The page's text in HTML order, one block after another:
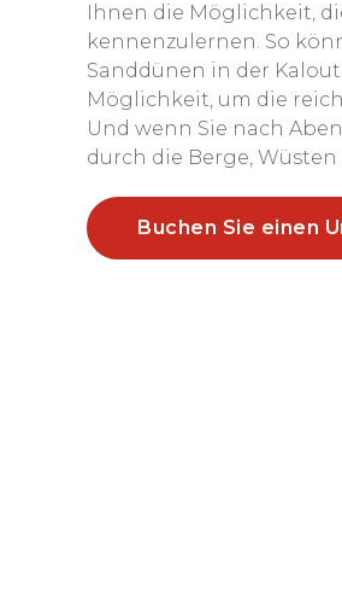
Ihnen die Möglichkeit,
kennenzulernen. So
Sanddünen in der
Möglichkeit, um die
Und wenn Sie nach
durch die Berge,
Buchen Sie einen